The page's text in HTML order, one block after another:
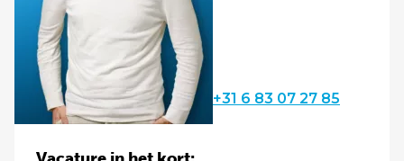
+31 6 83 07 27 85